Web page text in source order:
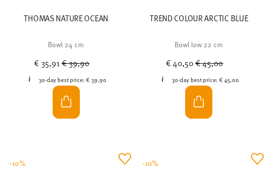
THOMAS NATURE OCEAN
Bowl 24 cm
€ 35,91Price reduced from
€ 39,90
30-day best price:€ 39,90
TREND COLOUR ARCTIC BLUE
Bowl low 22 cm
€ 40,50Price reduced from
€ 45,00
30-day best price:€ 45,00
-10% -10%